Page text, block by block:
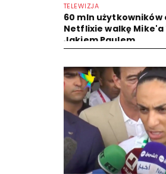
TELEWIZJA
60 mln użytkowników
Netflixie walkę Mike'a
Jakiem Paulem